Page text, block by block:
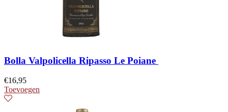
Bolla Valpolicella Ripasso Le Poiane
€16,95
Toevoegen